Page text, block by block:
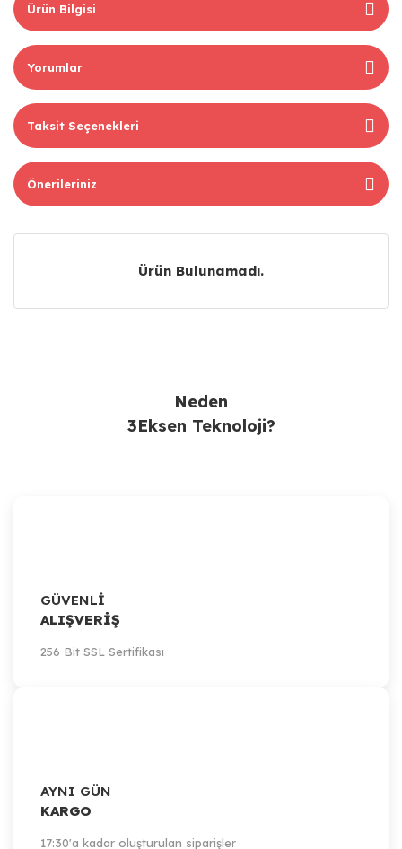
Ürün Bilgisi
Yorumlar
Taksit Seçenekleri
Önerileriniz
Ürün Bulunamadı.
Neden
3Eksen Teknoloji?
GÜVENLİ
ALIŞVERİŞ
256 Bit SSL Sertifikası
AYNI GÜN
KARGO
17:30'a kadar oluşturulan siparişler